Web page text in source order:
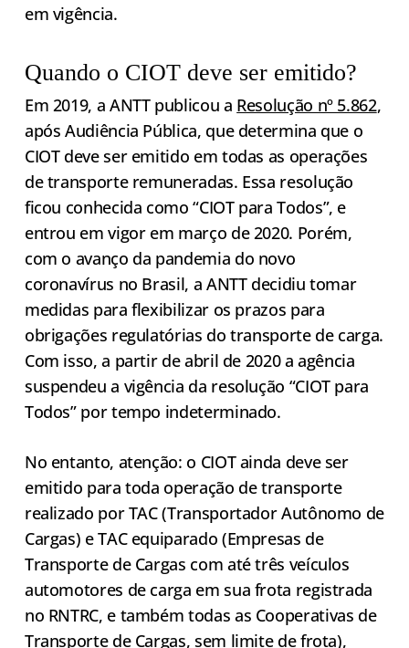
em vigência.
Quando o CIOT deve ser emitido?
Em 2019, a ANTT publicou a Resolução nº 5.862,
após Audiência Pública, que determina que o
CIOT deve ser emitido em todas as operações
de transporte remuneradas. Essa resolução
ficou conhecida como “CIOT para Todos”, e
entrou em vigor em março de 2020. Porém,
com o avanço da pandemia do novo
coronavírus no Brasil, a ANTT decidiu tomar
medidas para flexibilizar os prazos para
obrigações regulatórias do transporte de carga.
Com isso, a partir de abril de 2020 a agência
suspendeu a vigência da resolução “CIOT para
Todos” por tempo indeterminado.
No entanto, atenção: o CIOT ainda deve ser
emitido para toda operação de transporte
realizado por TAC (Transportador Autônomo de
Cargas) e TAC equiparado (Empresas de
Transporte de Cargas com até três veículos
automotores de carga em sua frota registrada
no RNTRC, e também todas as Cooperativas de
Transporte de Cargas, sem limite de frota),